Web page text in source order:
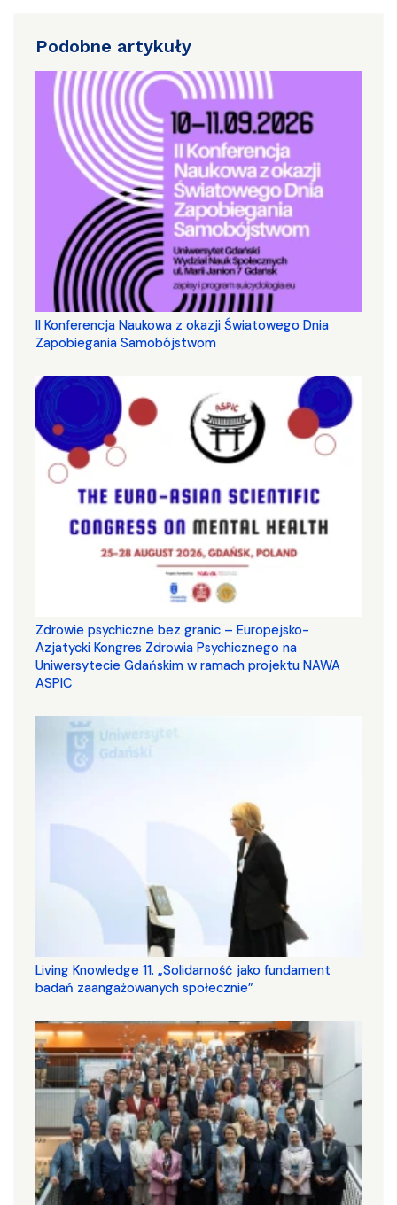
Podobne artykuły
II Konferencja Naukowa z okazji Światowego Dnia
Zapobiegania Samobójstwom
Zdrowie psychiczne bez granic – Europejsko-
Azjatycki Kongres Zdrowia Psychicznego na
Uniwersytecie Gdańskim w ramach projektu NAWA
ASPIC
Living Knowledge 11. „Solidarność jako fundament
badań zaangażowanych społecznie”